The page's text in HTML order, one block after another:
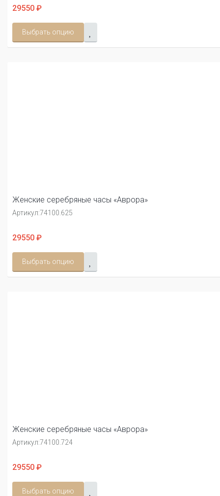
29550 ₽
Выбрать опцию
Женские серебряные часы «Аврора»
Артикул:74100.625
29550 ₽
Выбрать опцию
Женские серебряные часы «Аврора»
Артикул:74100.724
29550 ₽
Выбрать опцию